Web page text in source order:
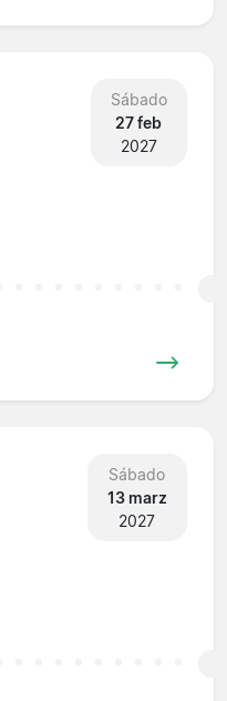
Sábado
27 feb
2027
Sábado
13 marz
2027